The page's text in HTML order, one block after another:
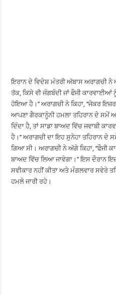
ਇਰਾਨ ਦੇ ਵਿਦੇਸ਼ ਮੰਤਰੀ ਅੱਬਾਸ ਅਰਾਗਚੀ ਨੇ
ਤੱਕ, ਕਿਸੇ ਵੀ ਜੰਗਬੰਦੀ ਜਾਂ ਫੌਜੀ
ਹੋਇਆ ਹੈ।’’ ਅਰਾਗਚੀ ਨੇ ਕਿਹਾ, ‘‘ਜੇਕਰ
ਆਪਣਾ ਗੈਰਕਾਨੂੰਨੀ ਹਮਲਾ ਤਹਿਰਾਨ ਦੇ ਸਮੇਂ
ਦਿੰਦਾ ਹੈ, ਤਾਂ ਸਾਡਾ ਬਾਅਦ ਵਿੱਚ ਜਵਾਬੀ
ਹੈ।’’ ਅਰਾਗਚੀ ਦਾ ਇਹ ਸੁਨੇਹਾ ਤਹਿਰਾਨ ਦੇ
ਗਿਆ ਸੀ। ਅਰਾਗਚੀ ਨੇ ਅੱਗੇ ਕਿਹਾ, ‘‘ਫੌਜੀ
ਬਾਅਦ ਵਿੱਚ ਲਿਆ ਜਾਵੇਗਾ।’’ ਇਸ ਦੌਰਾਨ
ਸਵੀਕਾਰ ਨਹੀਂ ਕੀਤਾ ਅਤੇ ਮੰਗਲਵਾਰ ਸਵੇਰੇ
ਹਮਲੇ ਜਾਰੀ ਰਹੇ।